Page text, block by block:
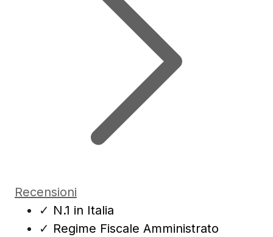
Recensioni
✓ N.1 in Italia
✓ Regime Fiscale Amministrato